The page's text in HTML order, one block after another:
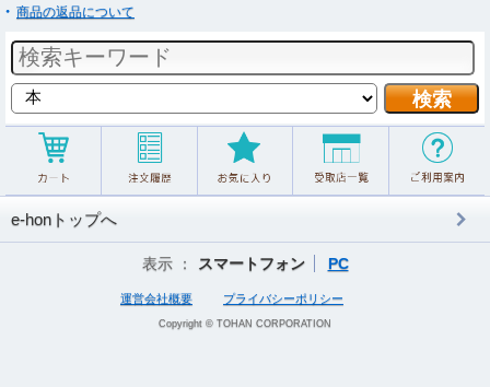
商品の返品について
e-honトップへ
表示 ： スマートフォン PC
運営会社概要 プライバシーポリシー
Copyright © TOHAN CORPORATION